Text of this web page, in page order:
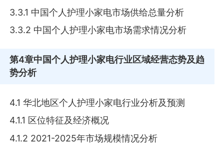
3.3.1 中国个人护理小家电市场供给总量分析
3.3.2 中国个人护理小家电市场需求情况分析
第4章中国个人护理小家电行业区域经营态势及趋
势分析
4.1 华北地区个人护理小家电行业分析及预测
4.1.1 区位特征及经济概况
4.1.2 2021-2025年市场规模情况分析